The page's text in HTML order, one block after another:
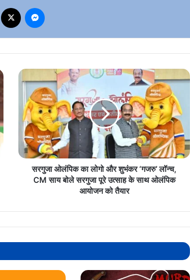
Facebook
सरगुजा
ओलंपिक
लोगो
और
शुभंकर
‘गजरु’
लॉन्च,
CM
ओलंपिक
को
तैयार
सरगुजा ओलंपिक का लोगो और शुभंकर ‘गजरु’ लॉन्च,
CM साय बोले सरगुजा पूरे उत्साह के साथ ओलंपिक
आयोजन को तैयार